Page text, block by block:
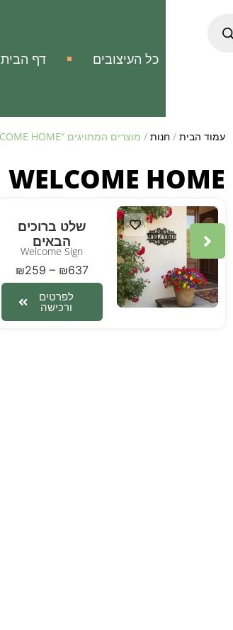
כל העיצובים דף הבית
עמוד הבית/ חנות/ מוצרים המתויגים “WELCOME HOME”
WELCOME HOME
שלט ברוכים
הבאים
Welcome Sign
₪259 – ₪637
לפרטים
ורכישה